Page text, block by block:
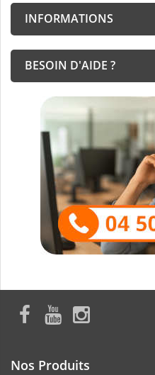
INFORMATIONS
BESOIN D'AIDE ?
Nos Produits